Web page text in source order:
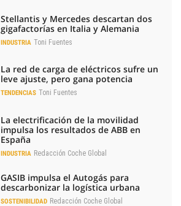
Stellantis y Mercedes descartan dos
gigafactorías en Italia y Alemania
INDUSTRIA Toni Fuentes
La red de carga de eléctricos sufre un
leve ajuste, pero gana potencia
TENDENCIAS Toni Fuentes
La electrificación de la movilidad
impulsa los resultados de ABB en
España
INDUSTRIA Redacción Coche Global
GASIB impulsa el Autogás para
descarbonizar la logística urbana
SOSTENIBILIDAD Redacción Coche Global